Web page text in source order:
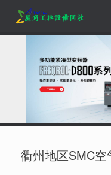
content
衢州地区SMC